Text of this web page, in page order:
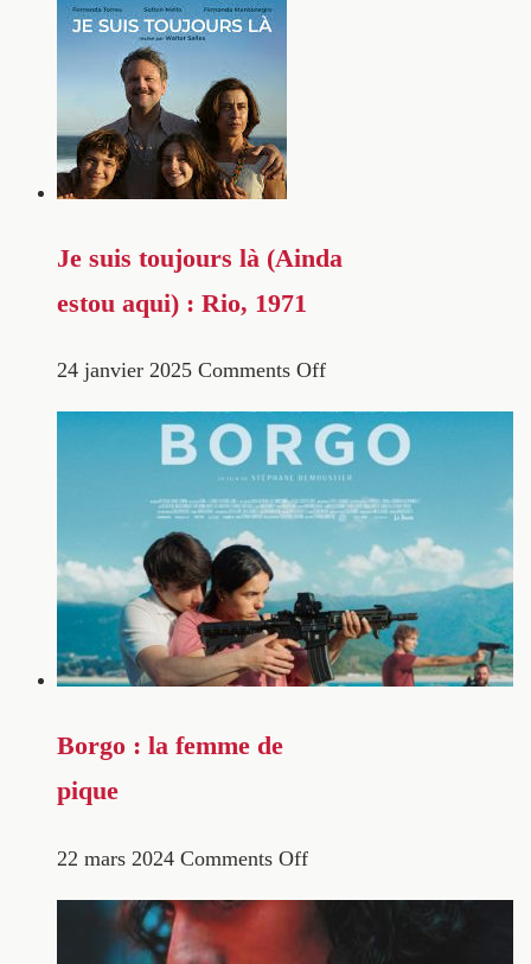
Je suis toujours là (Ainda
estou aqui) : Rio, 1971
24 janvier 2025 Comments Off
Borgo : la femme de
pique
22 mars 2024 Comments Off